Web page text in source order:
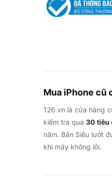
Mua iPhone cũ
126.vn là cửa hàng
kiểm tra qua 30 tiêu
năm. Bản Siêu lướt
khi máy không lỗi.